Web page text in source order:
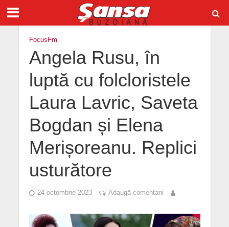
FocusFm
Angela Rusu, în
luptă cu folcloristele
Laura Lavric, Saveta
Bogdan și Elena
Merișoreanu. Replici
usturătore
24 octombrie 2023 Adaugă comentarii